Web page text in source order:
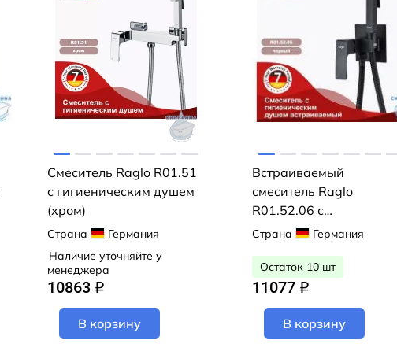
Смеситель Raglo R01.51
с гигиеническим душем
(хром)
Страна
Германия
Наличие уточняйте у
менеджера
10863 q
В корзину
Встраиваемый
смеситель Raglo
R01.52.06 с
гигиеническим душем
Страна Германия
Остаток 10 шт
11077 q
В корзину